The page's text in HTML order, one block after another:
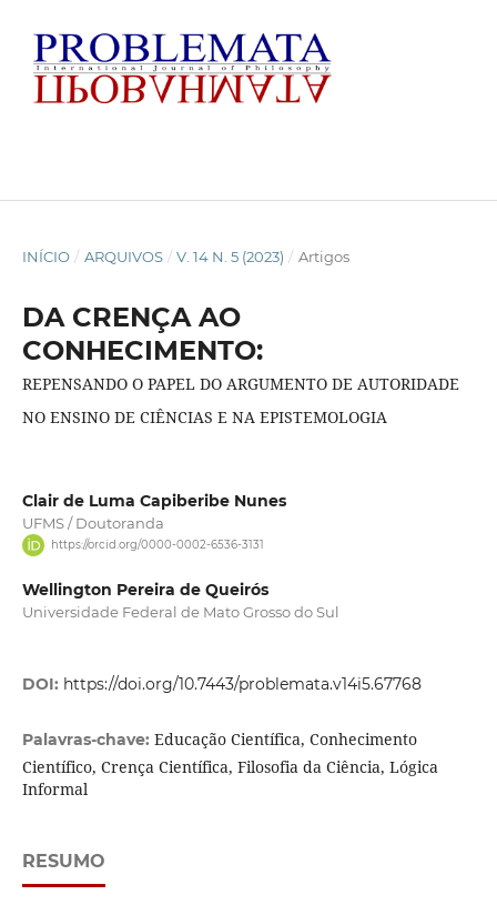
INÍCIO / ARQUIVOS / V. 14 N. 5 (2023) / Artigos
DA CRENÇA AO
CONHECIMENTO:
REPENSANDO O PAPEL DO ARGUMENTO DE AUTORIDADE
NO ENSINO DE CIÊNCIAS E NA EPISTEMOLOGIA
Clair de Luma Capiberibe Nunes
UFMS / Doutoranda
https://orcid.org/0000-0002-6536-3131
Wellington Pereira de Queirós
Universidade Federal de Mato Grosso do Sul
DOI: https://doi.org/10.7443/problemata.v14i5.67768
Palavras-chave: Educação Científica, Conhecimento
Científico, Crença Científica, Filosofia da Ciência, Lógica
Informal
RESUMO